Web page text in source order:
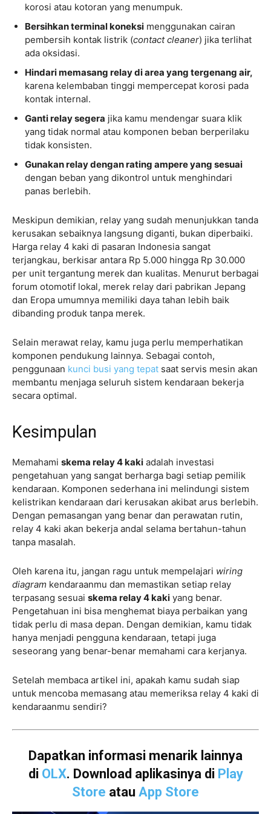
korosi atau kotoran yang menumpuk.
Bersihkan terminal koneksi menggunakan cairan
pembersih kontak listrik (contact cleaner) jika terlihat
ada oksidasi.
Hindari memasang relay di area yang tergenang air,
karena kelembaban tinggi mempercepat korosi pada
kontak internal.
Ganti relay segera jika kamu mendengar suara klik
yang tidak normal atau komponen beban berperilaku
tidak konsisten.
Gunakan relay dengan rating ampere yang sesuai
dengan beban yang dikontrol untuk menghindari
panas berlebih.
Meskipun demikian, relay yang sudah menunjukkan tanda
kerusakan sebaiknya langsung diganti, bukan diperbaiki.
Harga relay 4 kaki di pasaran Indonesia sangat
terjangkau, berkisar antara Rp 5.000 hingga Rp 30.000
per unit tergantung merek dan kualitas. Menurut berbagai
forum otomotif lokal, merek relay dari pabrikan Jepang
dan Eropa umumnya memiliki daya tahan lebih baik
dibanding produk tanpa merek.
Selain merawat relay, kamu juga perlu memperhatikan
komponen pendukung lainnya. Sebagai contoh,
penggunaan kunci busi yang tepat saat servis mesin akan
membantu menjaga seluruh sistem kendaraan bekerja
secara optimal.
Kesimpulan
Memahami skema relay 4 kaki adalah investasi
pengetahuan yang sangat berharga bagi setiap pemilik
kendaraan. Komponen sederhana ini melindungi sistem
kelistrikan kendaraan dari kerusakan akibat arus berlebih.
Dengan pemasangan yang benar dan perawatan rutin,
relay 4 kaki akan bekerja andal selama bertahun-tahun
tanpa masalah.
Oleh karena itu, jangan ragu untuk mempelajari wiring
diagram kendaraanmu dan memastikan setiap relay
terpasang sesuai skema relay 4 kaki yang benar.
Pengetahuan ini bisa menghemat biaya perbaikan yang
tidak perlu di masa depan. Dengan demikian, kamu tidak
hanya menjadi pengguna kendaraan, tetapi juga
seseorang yang benar-benar memahami cara kerjanya.
Setelah membaca artikel ini, apakah kamu sudah siap
untuk mencoba memasang atau memeriksa relay 4 kaki di
kendaraanmu sendiri?
Dapatkan informasi menarik lainnya
di OLX. Download aplikasinya di Play
Store atau App Store